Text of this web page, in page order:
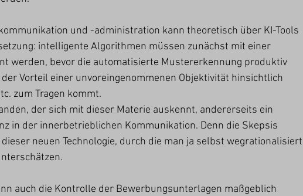
und -administration kann theoretisch über KI-Tools
intelligente Algorithmen müssen zunächst mit einer
werden, bevor die automatisierte Mustererkennung produktiv
Vorteil einer unvoreingenommenen Objektivität hinsichtlich
zum Tragen kommt.
der sich mit dieser Materie auskennt, andererseits ein
in der innerbetrieblichen Kommunikation. Denn die Skepsis
neuen Technologie, durch die man ja selbst wegrationalisiert
auch die Kontrolle der Bewerbungsunterlagen maßgeblich